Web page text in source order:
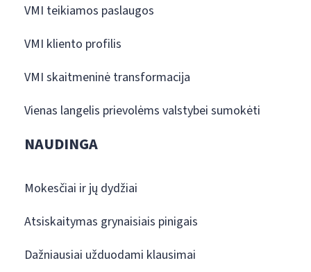
VMI teikiamos paslaugos
VMI kliento profilis
VMI skaitmeninė transformacija
Vienas langelis prievolėms valstybei sumokėti
NAUDINGA
Mokesčiai ir jų dydžiai
Atsiskaitymas grynaisiais pinigais
Dažniausiai užduodami klausimai